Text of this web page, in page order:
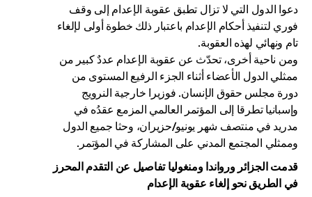
دعوا الدول التي لا تزال تطبق عقوبة الإعدام إلى وقف
فوري لتنفيذ أحكام الإعدام باعتبار ذلك خطوة أولى لإلغاء
تام ونهائي لهذه العقوبة.
ومن ناحية أخرى، تحدّث عن عقوبة الإعدام عددٌ كبير من
ممثلي الدول الأعضاء أثناء الجزء الرفيع المستوى من
دورة مجلس حقوق الإنسان. فوزيرا خارجية النرويج
وإسبانيا تطرقا إلى المؤتمر العالمي المزمع عقدُه في
مدريد في منتصف شهر يونيو/حزيران، وحثا جميع الدول
وممثلي المجتمع المدني على المشاركة في المؤتمر.
قدمت الجزائر ورواندا ومنغوليا تفاصيل عن التقدم المحرز
في الطريق نحو إلغاء عقوبة الإعدام